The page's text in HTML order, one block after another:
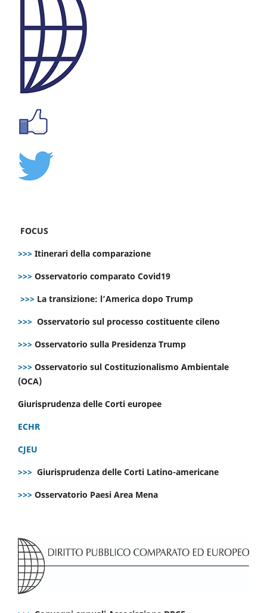
FOCUS
>>> Itinerari della comparazione
>>> Osservatorio comparato Covid19
>>> La transizione: l’America dopo Trump
>>> Osservatorio sul processo costituente cileno
>>> Osservatorio sulla Presidenza Trump
>>> Osservatorio sul Costituzionalismo Ambientale
(OCA)
Giurisprudenza delle Corti europee
ECHR
CJEU
>>> Giurisprudenza delle Corti Latino-americane
>>> Osservatorio Paesi Area Mena